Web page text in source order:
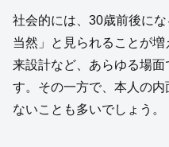
社会的には、30歳前後に
当然」と見られることが
来設計など、あらゆる場
す。その一方で、本人の
ないことも多いでしょう。